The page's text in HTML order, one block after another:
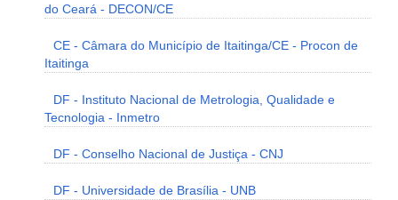
do Ceará - DECON/CE
CE - Câmara do Município de Itaitinga/CE - Procon de
Itaitinga
DF - Instituto Nacional de Metrologia, Qualidade e
Tecnologia - Inmetro
DF - Conselho Nacional de Justiça - CNJ
DF - Universidade de Brasília - UNB